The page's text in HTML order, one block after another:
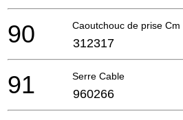
Caoutchouc de prise Cm
90 312317
Serre Cable
91 960266